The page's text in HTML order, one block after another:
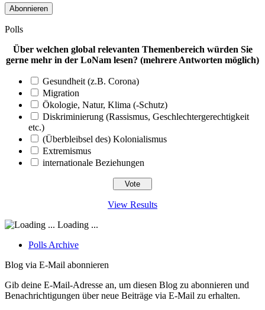
Adresse
Polls
Über welchen global relevanten Themenbereich würden Sie
gerne mehr in der LoNam lesen? (mehrere Antworten möglich)
Gesundheit (z.B. Corona)
Migration
Ökologie, Natur, Klima (-Schutz)
Diskriminierung (Rassismus, Geschlechtergerechtigkeit
etc.)
(Überbleibsel des) Kolonialismus
Extremismus
internationale Beziehungen
View Results
Loading ...
Polls Archive
Blog via E-Mail abonnieren
Gib deine E-Mail-Adresse an, um diesen Blog zu abonnieren und
Benachrichtigungen über neue Beiträge via E-Mail zu erhalten.